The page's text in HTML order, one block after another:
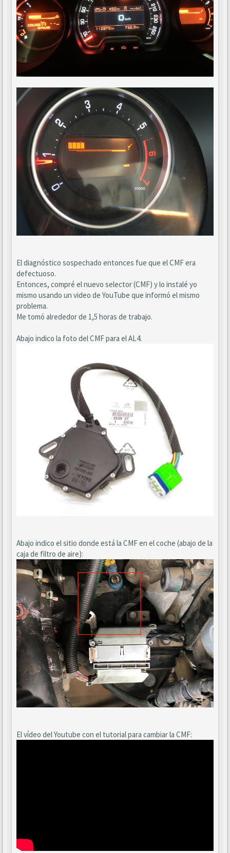
El diagnóstico sospechado entonces fue que el CMF era
defectuoso.
Entonces, compré el nuevo selector (CMF) y lo instalé yo
mismo usando un video de YouTube que informó el mismo
problema.
Me tomó alrededor de 1,5 horas de trabajo.
Abajo indico la foto del CMF para el AL4.
Abajo indico el sitio donde está la CMF en el coche (abajo de la
caja de filtro de aire):
El vídeo del Youtube con el tutorial para cambiar la CMF: